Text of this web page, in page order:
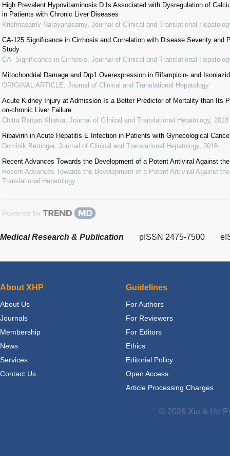
High Prevalent Hypovitaminosis D Is Associated with Dysregulation of
in Patients with Chronic Liver Diseases
Krishnasamy Narayanasamy, Journal of Clinical and Translational
CA-125 Significance in Cirrhosis and Correlation with Disease Severity and
Study
CA- Significance in Cirrhosis Journal of Clinical and Translational
Mitochondrial Damage and Drp1 Overexpression in Rifampicin- and
ORIGINAL ARTICLE Journal of Clinical and Translational Hepatology
Acute Kidney Injury at Admission Is a Better Predictor of Mortality than Its
on-chronic Liver Failure
Chitta Ranjan Khatua Journal of Clinical and Translational Hepatology, 2018
Ribavirin in Acute Hepatitis E Infection in Patients with Gynecological
Dominik Bettinger, Journal of Clinical and Translational Hepatology, 2018
Recent Advances Towards the Development of a Potent Antiviral Against
Recent Advances Towards the Development of a Potent Antiviral Against
Translational Hepatology
Powered by
Medical Research & Publication pISSN 2475-7500
About XHP
About Us
Journals
Membership
News
Services
Contact Us
Guidelines
For Authors
For Reviewers
For Editors
Ethics
Editorial Policy
Open Access
Article Processing Charges
© 2026 Xia & He